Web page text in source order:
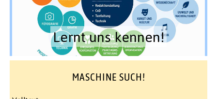
Lernt uns kennen!
MASCHINE SUCH!